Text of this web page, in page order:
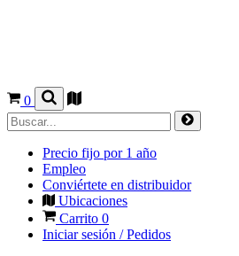
0
Precio fijo por 1 año
Empleo
Conviértete en distribuidor
Ubicaciones
Carrito 0
Iniciar sesión / Pedidos